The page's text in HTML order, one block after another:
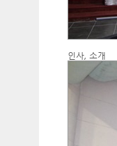
인사, 소개